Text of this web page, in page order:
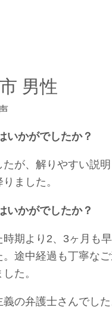
男性
いかがでしたか？
が、解りやすい説
ました。
いかがでしたか？
期より2、3ヶ月も
途中経過も丁寧な
た。
の弁護士さんでし